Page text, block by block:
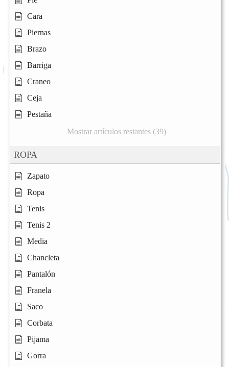
Cara
Piernas
Brazo
Barriga
Craneo
Ceja
Pestaña
Mostrar artículos restantes (39)
ROPA
Zapato
Ropa
Tenis
Tenis 2
Media
Chancleta
Pantalón
Franela
Saco
Corbata
Pijama
Gorra